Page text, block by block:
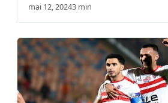
mai 12, 20243 min